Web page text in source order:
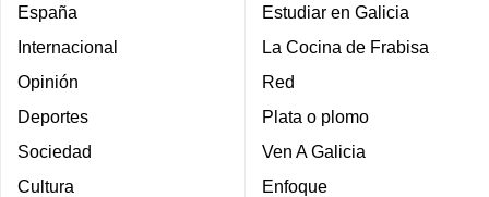
España
Internacional
Opinión
Deportes
Sociedad
Cultura
Estudiar en Galicia
La Cocina de Frabisa
Red
Plata o plomo
Ven A Galicia
Enfoque